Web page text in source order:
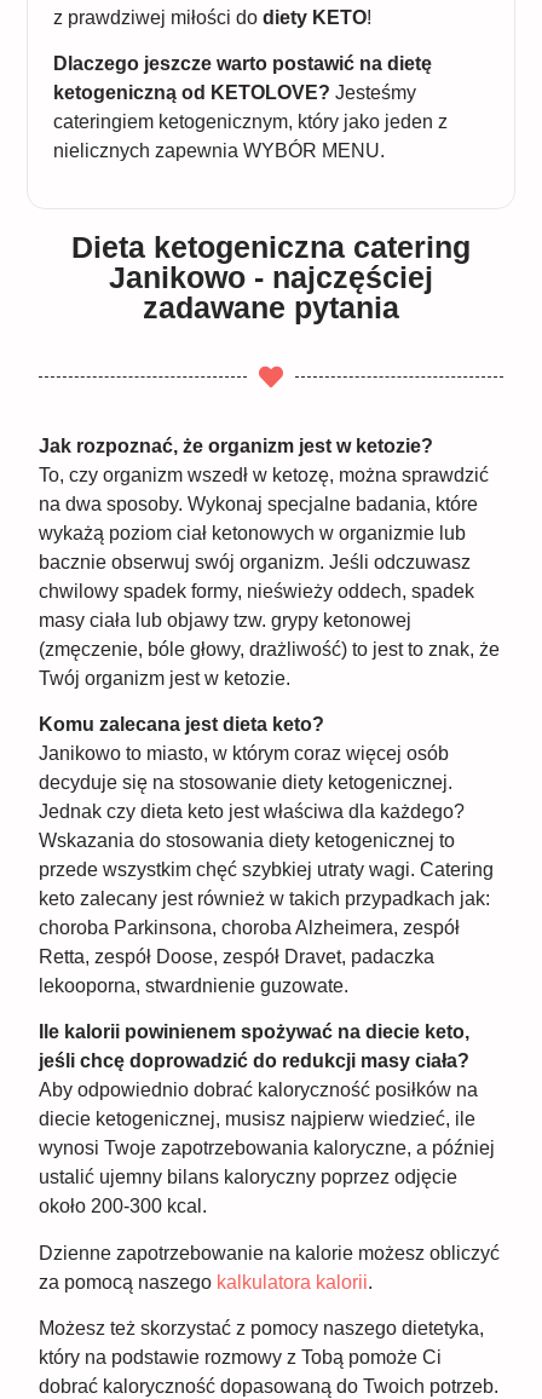
z prawdziwej miłości do diety KETO!
Dlaczego jeszcze warto postawić na dietę
ketogeniczną od KETOLOVE? Jesteśmy
cateringiem ketogenicznym, który jako jeden z
nielicznych zapewnia WYBÓR MENU.
Dieta ketogeniczna catering
Janikowo - najczęściej
zadawane pytania
Jak rozpoznać, że organizm jest w ketozie?
To, czy organizm wszedł w ketozę, można sprawdzić
na dwa sposoby. Wykonaj specjalne badania, które
wykażą poziom ciał ketonowych w organizmie lub
bacznie obserwuj swój organizm. Jeśli odczuwasz
chwilowy spadek formy, nieświeży oddech, spadek
masy ciała lub objawy tzw. grypy ketonowej
(zmęczenie, bóle głowy, drażliwość) to jest to znak, że
Twój organizm jest w ketozie.
Komu zalecana jest dieta keto?
Janikowo to miasto, w którym coraz więcej osób
decyduje się na stosowanie diety ketogenicznej.
Jednak czy dieta keto jest właściwa dla każdego?
Wskazania do stosowania diety ketogenicznej to
przede wszystkim chęć szybkiej utraty wagi. Catering
keto zalecany jest również w takich przypadkach jak:
choroba Parkinsona, choroba Alzheimera, zespół
Retta, zespół Doose, zespół Dravet, padaczka
lekooporna, stwardnienie guzowate.
Ile kalorii powinienem spożywać na diecie keto,
jeśli chcę doprowadzić do redukcji masy ciała?
Aby odpowiednio dobrać kaloryczność posiłków na
diecie ketogenicznej, musisz najpierw wiedzieć, ile
wynosi Twoje zapotrzebowania kaloryczne, a później
ustalić ujemny bilans kaloryczny poprzez odjęcie
około 200-300 kcal.
Dzienne zapotrzebowanie na kalorie możesz obliczyć
za pomocą naszego kalkulatora kalorii.
Możesz też skorzystać z pomocy naszego dietetyka,
który na podstawie rozmowy z Tobą pomoże Ci
dobrać kaloryczność dopasowaną do Twoich potrzeb.